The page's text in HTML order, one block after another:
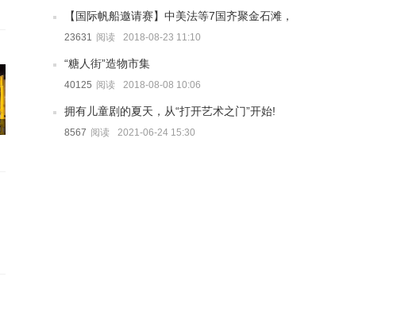
【国际帆船邀请赛】中美法等7国齐聚金石滩，只为这一场风浪的
23631 阅读 2018-08-23 11:10
“糖人街”造物市集
40125 阅读 2018-08-08 10:06
拥有儿童剧的夏天，从“打开艺术之门”开始!
8567 阅读 2021-06-24 15:30